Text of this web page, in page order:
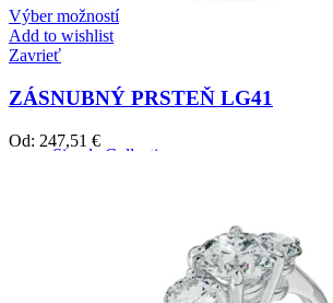
Simple Collection
Výber možností
Add to wishlist
Zavrieť
ZÁSNUBNÝ PRSTEŇ LG41
Od: 247,51 €